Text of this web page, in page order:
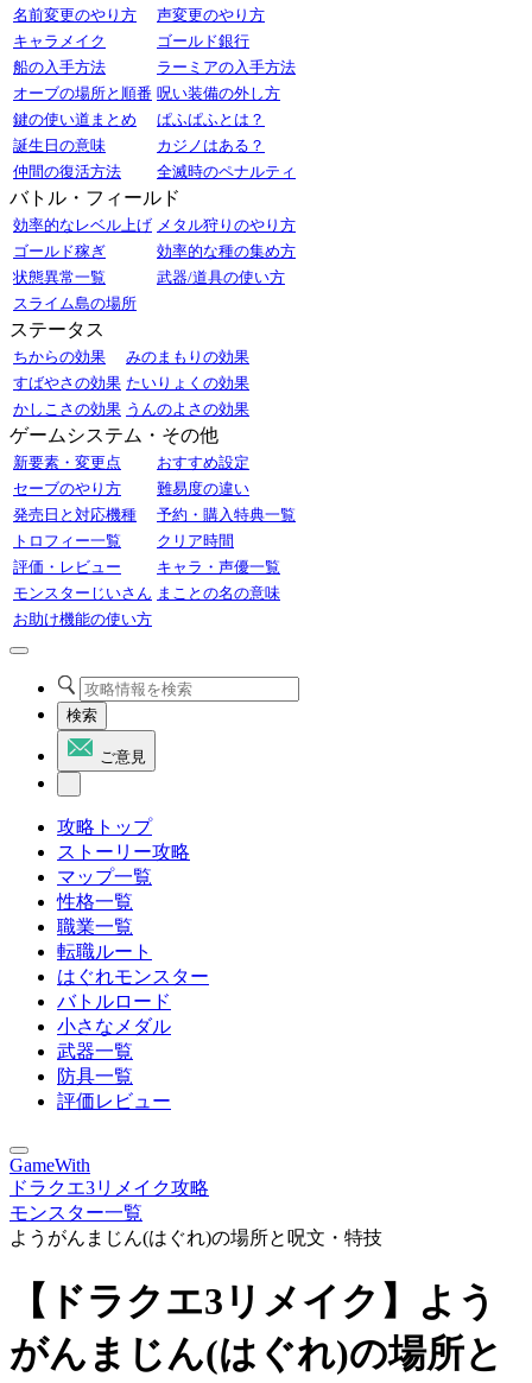
名前変更のやり方
声変更のやり方
キャラメイク
ゴールド銀行
船の入手方法
ラーミアの入手方法
オーブの場所と順番 呪い装備の外し方
鍵の使い道まとめ
ぱふぱふとは？
誕生日の意味
カジノはある？
仲間の復活方法
全滅時のペナルティ
バトル・フィールド
効率的なレベル上げ メタル狩りのやり方
ゴールド稼ぎ
効率的な種の集め方
状態異常一覧
武器/道具の使い方
スライム島の場所
ステータス
ちからの効果
みのまもりの効果
すばやさの効果 たいりょくの効果
かしこさの効果 うんのよさの効果
ゲームシステム・その他
新要素・変更点
おすすめ設定
セーブのやり方
難易度の違い
発売日と対応機種
予約・購入特典一覧
トロフィー一覧
クリア時間
評価・レビュー
キャラ・声優一覧
モンスターじいさん まことの名の意味
お助け機能の使い方
検索
ご意見
攻略トップ
ストーリー攻略
マップ一覧
性格一覧
職業一覧
転職ルート
はぐれモンスター
バトルロード
小さなメダル
武器一覧
防具一覧
評価レビュー
GameWith
ドラクエ3リメイク攻略
モンスター一覧
ようがんまじん(はぐれ)の場所と呪文・特技
【ドラクエ3リメイク】よう
がんまじん(はぐれ)の場所と